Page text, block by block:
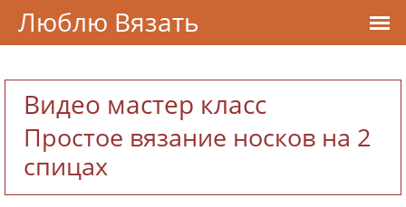
Видео мастер класс
Простое вязание носков на 2
спицах
Люблю Вязать